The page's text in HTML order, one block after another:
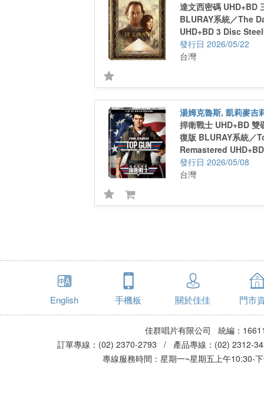
達文西密碼 UHD+BD
BLURAY系統／The
UHD+BD 3 Disc
2026/05/22
台灣
湯姆克魯斯, 凱莉麥吉
捍衛戰士 UHD+BD 雙
復版 BLURAY系統／
Remastered
anniv. Steelbook
2026/05/08
台灣
English 手機板 關於佳佳 門市
佳群唱片有限公司 統編：
訂單專線：(02) 2370-2793 / 產品專線：(02)
專線服務時間：星期一~星期五上午10:30-